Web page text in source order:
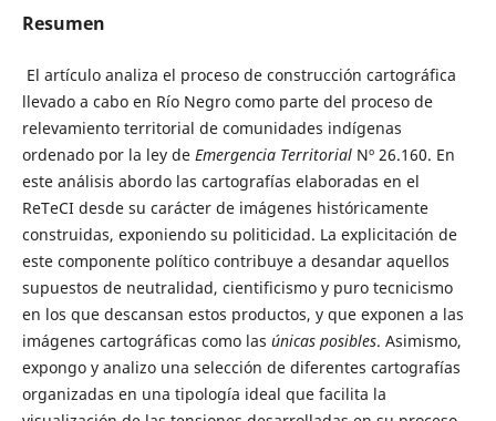
Resumen
El artículo analiza el proceso de construcción cartográfica
llevado a cabo en Río Negro como parte del proceso de
relevamiento territorial de comunidades indígenas
ordenado por la ley de Emergencia TerritorialNº 26.160. En
este análisis abordo las cartografías elaboradas en el
ReTeCI desde su carácter de imágenes históricamente
construidas, exponiendo su politicidad. La explicitación de
este componente político contribuye a desandar aquellos
supuestos de neutralidad, cientificismo y puro tecnicismo
en los que descansan estos productos, y que exponen a las
imágenes cartográficas como las únicas posibles. Asimismo,
expongo y analizo una selección de diferentes cartografías
organizadas en una tipología ideal que facilita la